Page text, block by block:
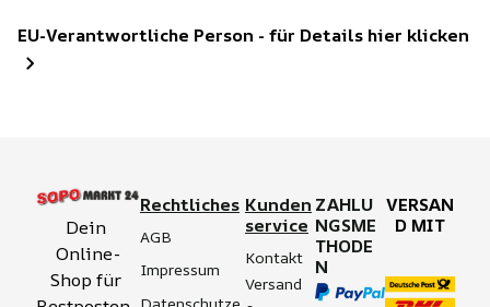
EU-Verantwortliche Person - für Details hier klicken
Dein
Online-
Shop für
Rechtliches
AGB
Impressum
Datenschutze
Kunden
service
Kontakt
Versand
ZAHLU
NGSME
THODE
N
VERSAN
D MIT